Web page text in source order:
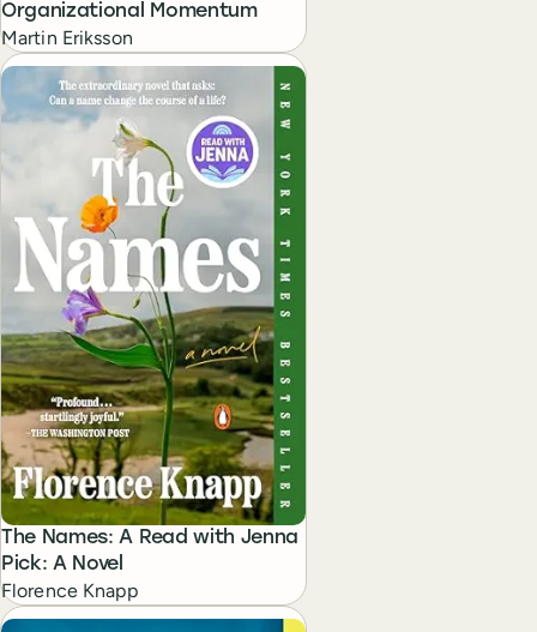
Organizational Momentum
Martin Eriksson
The Names: A Read with Jenna
Pick: A Novel
Florence Knapp